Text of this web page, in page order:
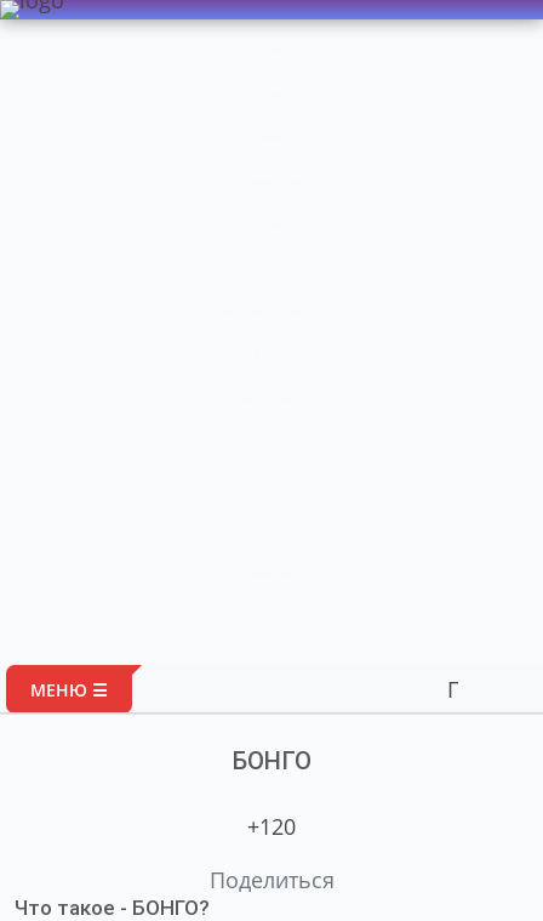
МЕНЮ ☰ Портал
БОНГО
+120
Поделиться
Что такое - БОНГО?